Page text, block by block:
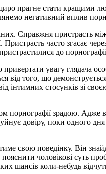
прагне стати кращими
негативний вплив
Справжня
часто згасає
до
привертати увагу
від того, що
інтимних стосунків зі
порнографії зрадою. Адже
довіру, поки одного
свою поведінку. Він
чоловікові суть
шансів коли-небудь